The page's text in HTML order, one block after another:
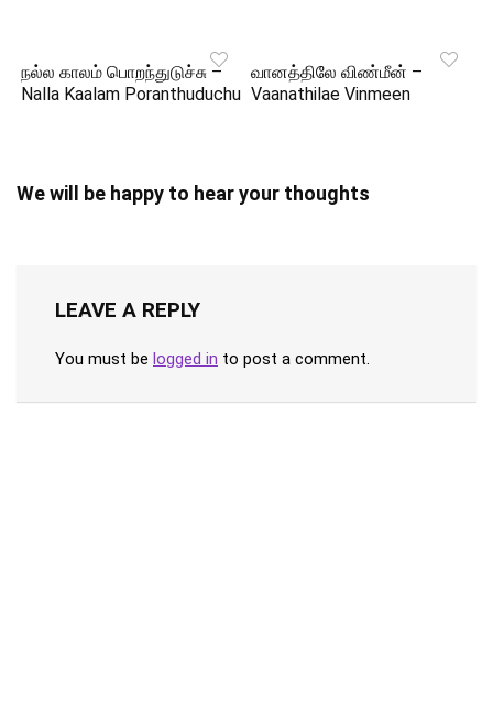
நல்ல காலம் பொறந்துடுச்சு –
Nalla Kaalam Poranthuduchu
வானத்திலே விண்மீன் –
Vaanathilae Vinmeen
We will be happy to hear your thoughts
LEAVE A REPLY
You must be logged in to post a comment.